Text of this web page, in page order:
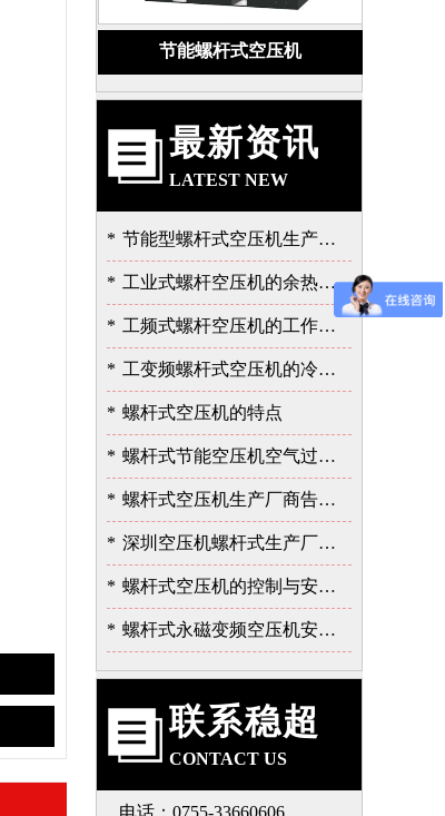
节能螺杆式空压机
最新资讯
LATEST NEW
* 节能型螺杆式空压机生产厂告诉我的泄露故障的严重性
* 工业式螺杆空压机的余热的价值
* 工频式螺杆空压机的工作过程
* 工变频螺杆式空压机的冷却与润滑系统
* 螺杆式空压机的特点
* 螺杆式节能空压机空气过滤器的保养
* 螺杆式空压机生产厂商告诉您余热回收的重要性
* 深圳空压机螺杆式生产厂家告诉您如何选择空压机
* 螺杆式空压机的控制与安全保护系统
* 螺杆式永磁变频空压机安装注意事项-深圳稳超
联系稳超
CONTACT US